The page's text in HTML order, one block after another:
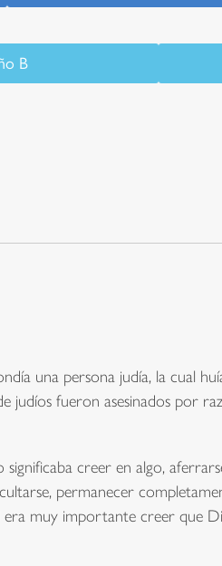
B
una persona judía, la cual
judíos fueron asesinados por
creer en algo,
permanecer
muy importante creer que